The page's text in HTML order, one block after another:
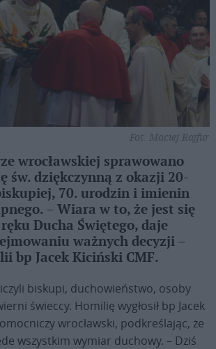
Fot. Maciej Rajfur
wrocławskiej sprawowano
św. dziękczynną z okazji 20-
70. urodzin i imienin
– Wiara w to, że jest się
Ducha Świętego, daje
ważnych decyzji –
bp Jacek Kiciński CMF.
biskupi, duchowieństwo, osoby
świeccy. Homilię wygłosił bp Jacek
wrocławski, podkreślając, że
wszystkim wymiar duchowy. – Dziś